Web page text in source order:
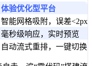
体验优化型平台
智能网格吸附，误差<2px
毫秒级响应，实时预览
自动流式重排，一键切换